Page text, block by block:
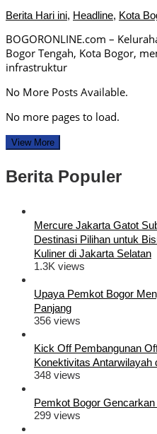
Berita Hari ini, Headline, Kota
BOGORONLINE.com –
Bogor Tengah, Kota Bogor,
infrastruktur
No More Posts Available.
No more pages to load.
View More
Berita Populer
Mercure Jakarta Gatot
Destinasi Pilihan untuk
Kuliner di Jakarta Selatan
1.3K views
Upaya Pemkot Bogor
Panjang
356 views
Kick Off Pembangunan
Konektivitas Antarwilayah
348 views
Pemkot Bogor
299 views